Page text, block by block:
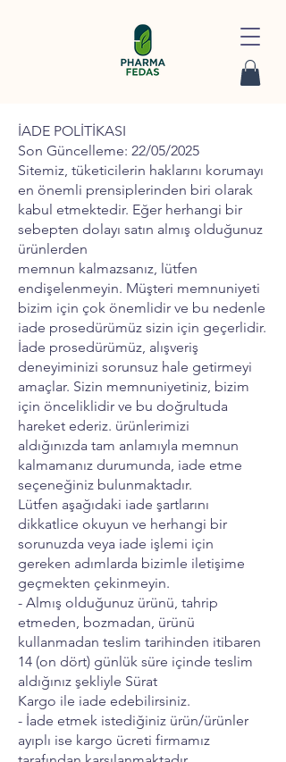
İADE POLİTİKASI
Son Güncelleme: 22/05/2025
Sitemiz, tüketicilerin haklarını korumayı
en önemli prensiplerinden biri olarak
kabul etmektedir. Eğer herhangi bir
sebepten dolayı satın almış olduğunuz
ürünlerden
memnun kalmazsanız, lütfen
endişelenmeyin. Müşteri memnuniyeti
bizim için çok önemlidir ve bu nedenle
iade prosedürümüz sizin için geçerlidir.
İade prosedürümüz, alışveriş
deneyiminizi sorunsuz hale getirmeyi
amaçlar. Sizin memnuniyetiniz, bizim
için önceliklidir ve bu doğrultuda
hareket ederiz. ürünlerimizi
aldığınızda tam anlamıyla memnun
kalmamanız durumunda, iade etme
seçeneğiniz bulunmaktadır.
Lütfen aşağıdaki iade şartlarını
dikkatlice okuyun ve herhangi bir
sorunuzda veya iade işlemi için
gereken adımlarda bizimle iletişime
geçmekten çekinmeyin.
- Almış olduğunuz ürünü, tahrip
etmeden, bozmadan, ürünü
kullanmadan teslim tarihinden itibaren
14 (on dört) günlük süre içinde teslim
aldığınız şekliyle Sürat
Kargo ile iade edebilirsiniz.
- İade etmek istediğiniz ürün/ürünler
ayıplı ise kargo ücreti firmamız